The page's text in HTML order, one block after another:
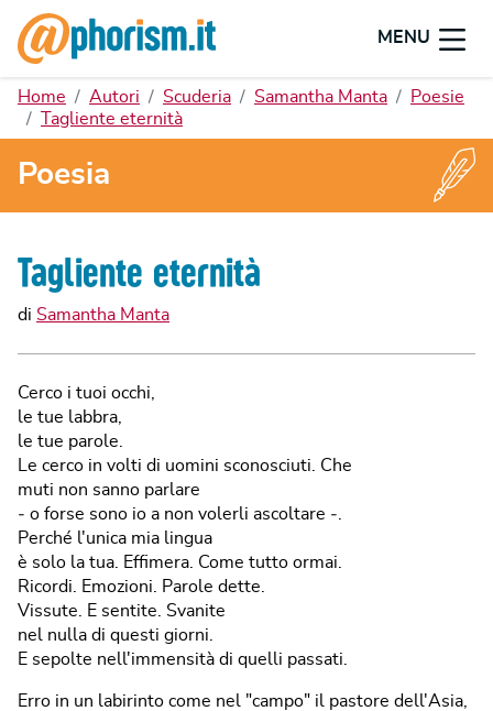
MENU
Home Autori Scuderia Samantha Manta
Poesie
Tagliente eternità
Poesia
Tagliente eternità
di Samantha Manta
Cerco i tuoi occhi,
le tue labbra,
le tue parole.
Le cerco in volti di uomini sconosciuti. Che
muti non sanno parlare
‐ o forse sono io a non volerli ascoltare ‐.
Perché l'unica mia lingua
è solo la tua. Effimera. Come tutto ormai.
Ricordi. Emozioni. Parole dette.
Vissute. E sentite. Svanite
nel nulla di questi giorni.
E sepolte nell'immensità di quelli passati.
Erro in un labirinto come nel "campo" il pastore dell'Asia,